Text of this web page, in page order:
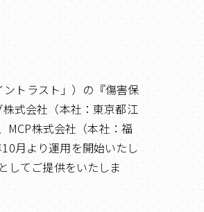
トラスト」）の『傷害保
式会社（本社：東京都江
株式会社（本社：福
月より運用を開始いたし
してご提供をいたしま